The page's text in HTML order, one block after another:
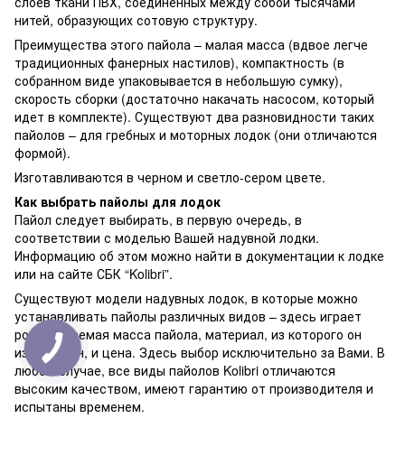
нитей, образующих сотовую структуру.
Преимущества этого пайола – малая масса (вдвое легче
традиционных фанерных настилов), компактность (в
собранном виде упаковывается в небольшую сумку),
скорость сборки (достаточно накачать насосом, который
идет в комплекте). Существуют два разновидности таких
пайолов – для гребных и моторных лодок (они отличаются
формой).
Изготавливаются в черном и светло-сером цвете.
Как выбрать пайолы для лодок
Пайол следует выбирать, в первую очередь, в
соответствии с моделью Вашей надувной лодки.
Информацию об этом можно найти в документации к лодке
или на сайте СБК “Kolibri”.
Существуют модели надувных лодок, в которые можно
устанавливать пайолы различных видов – здесь играет
роль желаемая масса пайола, материал, из которого он
изготовлен, и цена. Здесь выбор исключительно за Вами. В
любом случае, все виды пайолов Kolibri отличаются
высоким качеством, имеют гарантию от производителя и
испытаны временем.